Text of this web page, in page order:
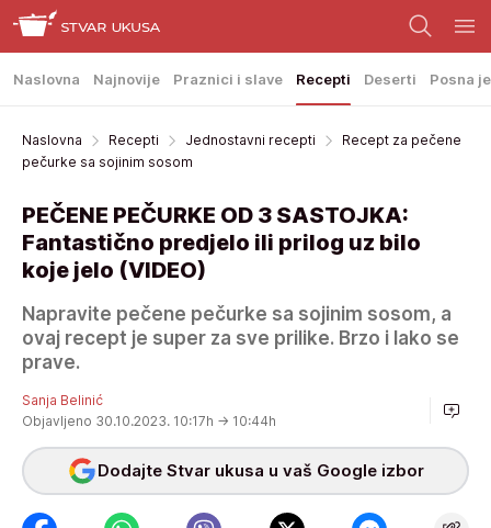
Naslovna Najnovije Praznici i slave Recepti Deserti Posna
Naslovna Recepti Jednostavni recepti
Recept za pečene
pečurke sa sojinim sosom
PEČENE PEČURKE OD 3 SASTOJKA:
Fantastično predjelo ili prilog uz bilo
koje jelo (VIDEO)
Napravite pečene pečurke sa sojinim sosom, a
ovaj recept je super za sve prilike. Brzo i lako se
prave.
Sanja Belinić
Objavljeno 30.10.2023. 10:17h → 10:44h
Dodajte Stvar ukusa u vaš Google izbor